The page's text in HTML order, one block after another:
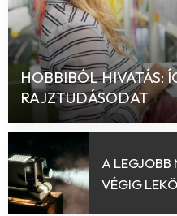
HOBBIBÓL HIVATÁS:
RAJZTUDÁSODAT
A LEGJOBB
VÉGIG